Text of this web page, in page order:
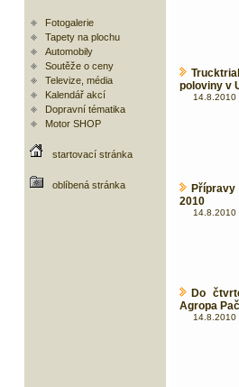
Fotogalerie
Tapety na plochu
Automobily
Soutěže o ceny
Televize, média
Kalendář akcí
Dopravní tématika
Motor SHOP
startovací stránka
oblíbená stránka
poloviny v
14.8.2010
2010
14.8.2010
Do
Agropa
14.8.2010